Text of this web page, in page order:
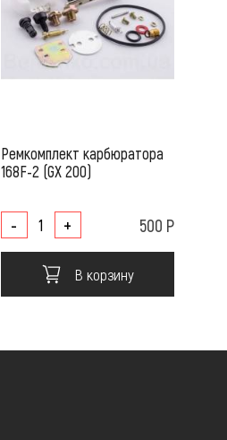
Ремкомплект карбюратора
168F-2 (GX 200)
- + 500 Р
В корзину